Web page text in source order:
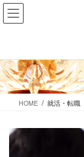
コ
ン
ツ
に
移
動
ナ
ビ
シ
ョ
ン
に
HOME 就活・転職